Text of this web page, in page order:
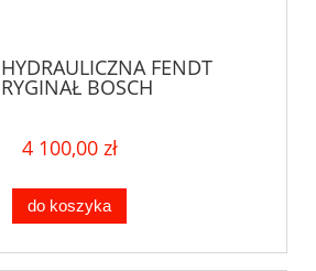
FENDT
BOSCH
4 100,00 zł
do koszyka